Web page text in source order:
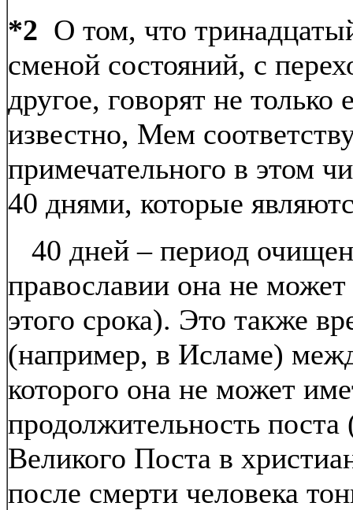
*2 О том, что
сменой состояний, с
другое, говорят не
известно, Мем
примечательного в этом
40 днями, которые
40 дней – период
православии она не
этого срока). Это также
(например, в Исламе)
которого она не может
продолжительность
Великого Поста в
после смерти человека